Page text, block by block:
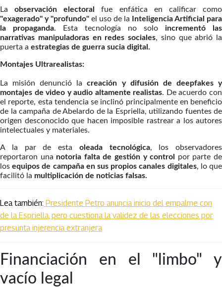
Laobservación electoral
fue enfática en calificar como
"exagerado" y "profundo" el uso de la
Inteligencia Artificial para
la propaganda. Esta tecnología no solo incrementó las
narrativas manipuladoras en redes sociales, sino que abrió la
puerta a estrategias de guerra sucia digital.
Montajes Ultrarealistas:
La misión denunció lacreación y difusión de deepfakes y
montajes de video y audio altamente realistas. De acuerdo con
el reporte, esta tendencia se inclinó principalmente en beneficio
de la campaña de Abelardo de la Espriella, utilizando fuentes de
origen desconocido que hacen imposible rastrear a los autores
intelectuales y materiales.
A la par de esta oleada tecnológica, los observadores
reportaron una notoria falta de gestión y control
por parte de
losequipos de campaña en sus propios canales digitales, lo que
facilitó la multiplicación de noticias falsas.
Lea también: Presidente Petro anuncia inicio del empalme con
de la Espriella, pero cuestiona la validez de las elecciones por
presunta injerencia extranjera
Financiación en el "limbo" y
vacío legal